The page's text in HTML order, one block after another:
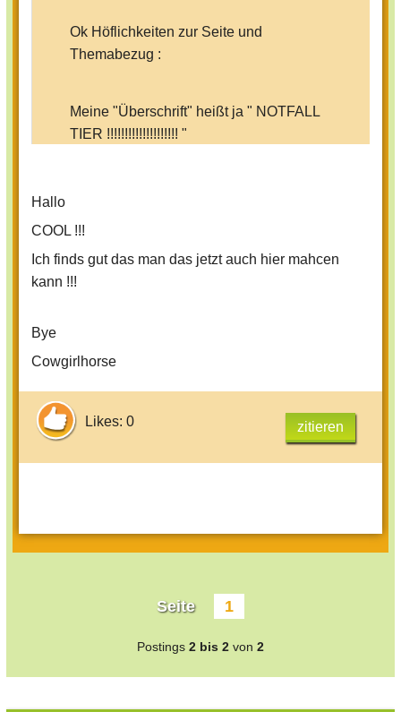
Ok Höflichkeiten zur Seite und
Themabezug :
Meine "Überschrift" heißt ja " NOTFALL
TIER !!!!!!!!!!!!!!!!!!!! "
Aber nicht wie wenn sie z.B. in die
Wohnung kacken, überall hinkotzen
u.s.w.
Normalerweise hängt man dann diese
Zettel aus die auch benutzt werden um
verlorene Tiere wieder zu finden (schaut
könnt ihr solche Beiträge absofort hier
Hallo
COOL !!!
Ich finds gut das man das jetzt auch hier mahcen
kann !!!
Bye
Cowgirlhorse
Likes: 0 zitieren
Seite 1
Postings 2 bis 2 von 2